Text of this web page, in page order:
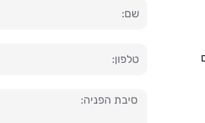
טלפון
הודעה